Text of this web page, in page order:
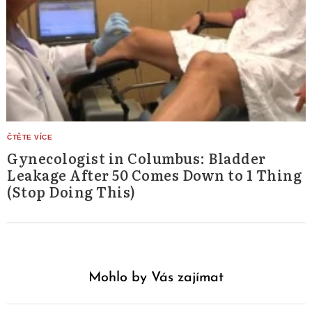
Gynecologist in Columbus: Bladder
Leakage After 50 Comes Down to 1 Thing
(Stop Doing This)
Mohlo by Vás zajímat